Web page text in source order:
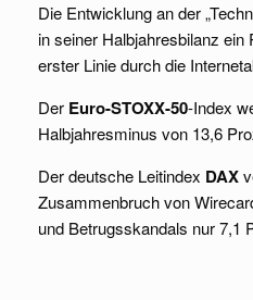
Die Entwicklung an der
in seiner Halbjahresbilanz
erster Linie durch die
Der Euro-STOXX-50-Index
Halbjahresminus von 13,6
Der deutsche Leitindex DAX
Zusammenbruch von
und Betrugsskandals nur 7,1